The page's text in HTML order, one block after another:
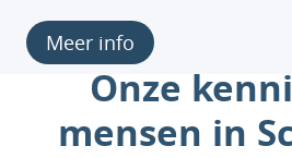
Meer info
Onze
mensen in